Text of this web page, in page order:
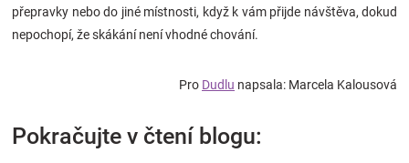
přepravky nebo do jiné místnosti, když k vám přijde návštěva, dokud
nepochopí, že skákání není vhodné chování.
Pro Dudlu napsala: Marcela Kalousová
Pokračujte v čtení blogu: